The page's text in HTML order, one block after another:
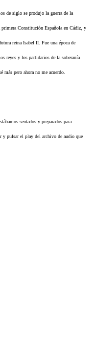
de siglo se produjo la guerra de la
Constitución Española en Cádiz, y
reina Isabel II. Fue una época de
reyes y los partidarios de la soberanía
pero ahora no me acuerdo.
sentados y preparados para
y pulsar el play del archivo de audio que